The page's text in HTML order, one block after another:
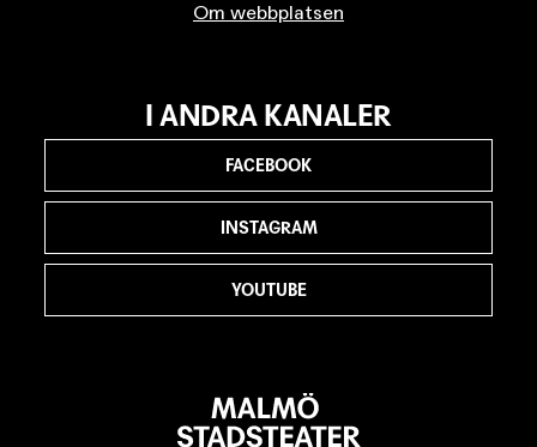
Om webbplatsen
I ANDRA KANALER
FACEBOOK
INSTAGRAM
YOUTUBE